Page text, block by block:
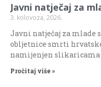
Javni natječaj za
3. kolovoza, 2026.
Javni natječaj za mlade
obljetnice smrti
namijenjen slikaricama
Pročitaj više »